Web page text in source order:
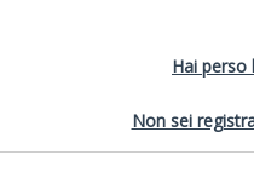
Hai perso
Non sei